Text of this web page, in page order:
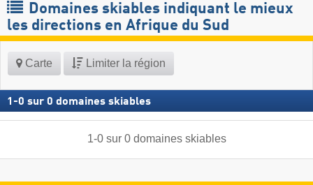
Domaines skiables indiquant le mieux
les directions en Afrique du Sud
Carte Limiter la région
1 -0 sur 0 domaines skiables
1-0sur 0 domaines skiables